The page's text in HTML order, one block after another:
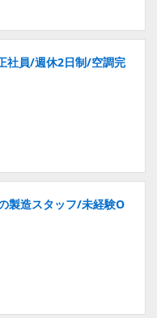
社員/週休2日制/空調完
製造スタッフ/未経験O